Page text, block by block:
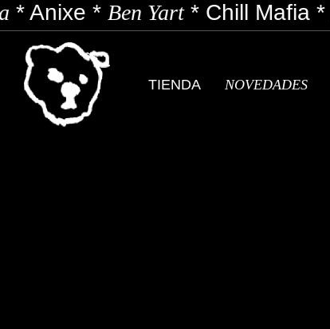
*Anixe*Ben Yart*Chill Mafia*
TIENDA NOVEDADES